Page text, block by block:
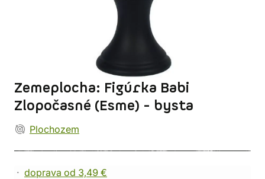
Zemeplocha: Figúrka Babi
Zlopočasné (Esme) - bysta
Plochozem
doprava od 3,49 €